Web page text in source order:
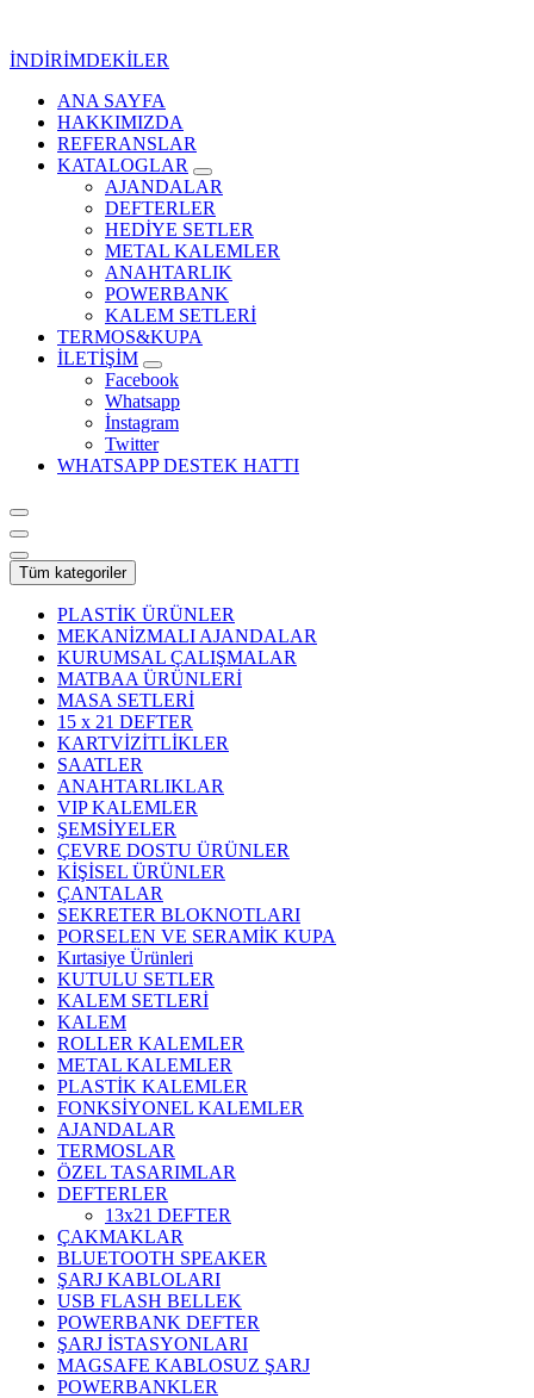
İNDİRİMDEKİLER
Kurumsal Promosyon-Hediyelik
ANA SAYFA
HAKKIMIZDA
REFERANSLAR
KATALOGLAR
AJANDALAR
DEFTERLER
HEDİYE SETLER
METAL KALEMLER
ANAHTARLIK
POWERBANK
KALEM SETLERİ
TERMOS&KUPA
İLETİŞİM
Facebook
Whatsapp
İnstagram
Twitter
WHATSAPP DESTEK HATTI
Tüm kategoriler
PLASTİK ÜRÜNLER
MEKANİZMALI AJANDALAR
KURUMSAL ÇALIŞMALAR
MATBAA ÜRÜNLERİ
MASA SETLERİ
15 x 21 DEFTER
KARTVİZİTLİKLER
SAATLER
ANAHTARLIKLAR
VIP KALEMLER
ŞEMSİYELER
ÇEVRE DOSTU ÜRÜNLER
KİŞİSEL ÜRÜNLER
ÇANTALAR
SEKRETER BLOKNOTLARI
PORSELEN VE SERAMİK KUPA
Kırtasiye Ürünleri
KUTULU SETLER
KALEM SETLERİ
KALEM
ROLLER KALEMLER
METAL KALEMLER
PLASTİK KALEMLER
FONKSİYONEL KALEMLER
AJANDALAR
TERMOSLAR
ÖZEL TASARIMLAR
DEFTERLER
13x21 DEFTER
ÇAKMAKLAR
BLUETOOTH SPEAKER
ŞARJ KABLOLARI
USB FLASH BELLEK
POWERBANK DEFTER
ŞARJ İSTASYONLARI
MAGSAFE KABLOSUZ ŞARJ
POWERBANKLER